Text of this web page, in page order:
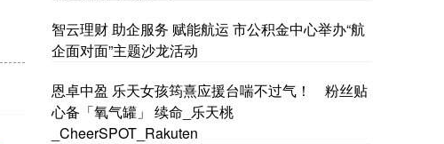
智云理财 助企服务 赋能航运 市公积金中心举办“航
企面对面”主题沙龙活动
恩卓中盈 乐天女孩筠熹应援台喘不过气！ 粉丝贴
心备「氧气罐」 续命_乐天桃
_CheerSPOT_Rakuten